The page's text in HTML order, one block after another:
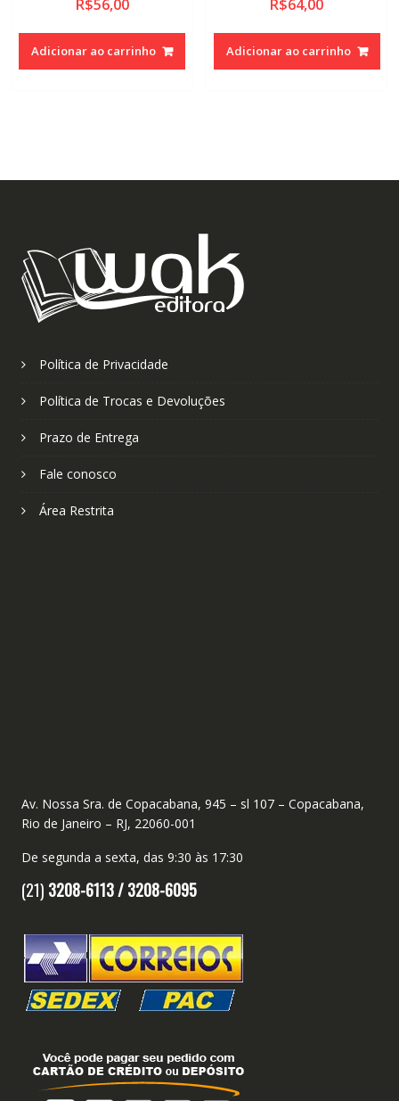
R$56,00
Adicionar ao carrinho
R$64,00
Adicionar ao carrinho
Política de Privacidade
Política de Trocas e Devoluções
Prazo de Entrega
Fale conosco
Área Restrita
Av. Nossa Sra. de Copacabana, 945 – sl 107 – Copacabana,
Rio de Janeiro – RJ, 22060-001
De segunda a sexta, das 9:30 às 17:30
(21) 3208-6113 /3208-6095